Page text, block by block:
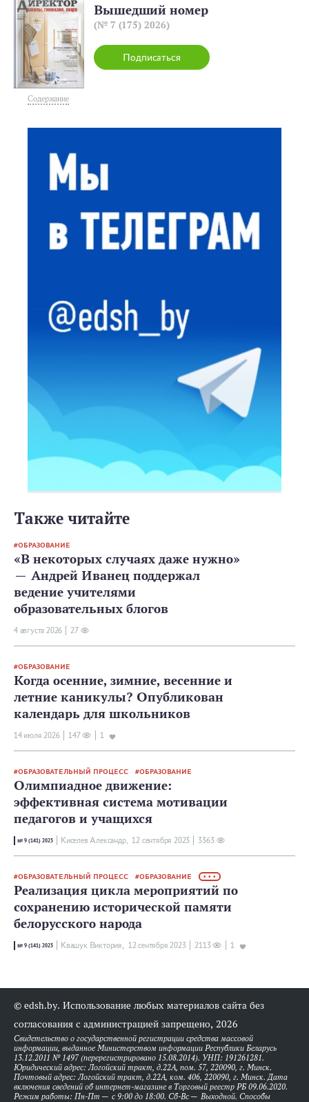
Содержание
Подписаться
Вышедший номер
(№ 7 (175) 2026)
Также читайте
ОБРАЗОВАНИЕ
«В некоторых случаях даже нужно»
— Андрей Иванец поддержал
ведение учителями
образовательных блогов
4 августа 2026 27
ОБРАЗОВАНИЕ
Когда осенние, зимние, весенние и
летние каникулы? Опубликован
календарь для школьников
14 июля 2026 147 1
ОБРАЗОВАТЕЛЬНЫЙ ПРОЦЕСС ОБРАЗОВАНИЕ
Олимпиадное движение:
эффективная система мотивации
педагогов и учащихся
№ 9 (141) 2023 Киселев Александр, 12 сентября 2023 3363
ОБРАЗОВАТЕЛЬНЫЙ ПРОЦЕСС ОБРАЗОВАНИЕ • • •
Реализация цикла мероприятий по
сохранению исторической памяти
белорусского народа
№ 9 (141) 2023 Квашук Виктория, 12 сентября 2023 2113 1
© edsh.by. Использование любых материалов сайта без
согласования с администрацией запрещено, 2026
Свидетельство о государственной регистрации средства массовой
информации, выданное Министерством информации Республики Беларусь
13.12.2011 № 1497 (перерегистрировано 15.08.2014). УНП: 191261281.
Юридический адрес: Логойский тракт, д.22А, пом. 57, 220090, г. Минск.
Почтовый адрес: Логойский тракт, д.22А, ком. 406, 220090, г. Минск. Дата
включения сведений об интернет-магазине в Торговый реестр РБ 09.06.2020.
Режим работы: Пн-Пт — с 9:00 до 18:00. Сб-Вс — Выходной. Способы